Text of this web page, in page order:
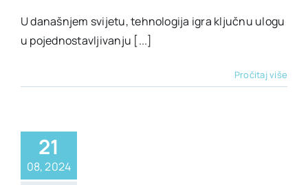
U današnjem svijetu, tehnologija igra ključnu ulogu
u pojednostavljivanju [...]
Pročitaj više
21
08, 2024